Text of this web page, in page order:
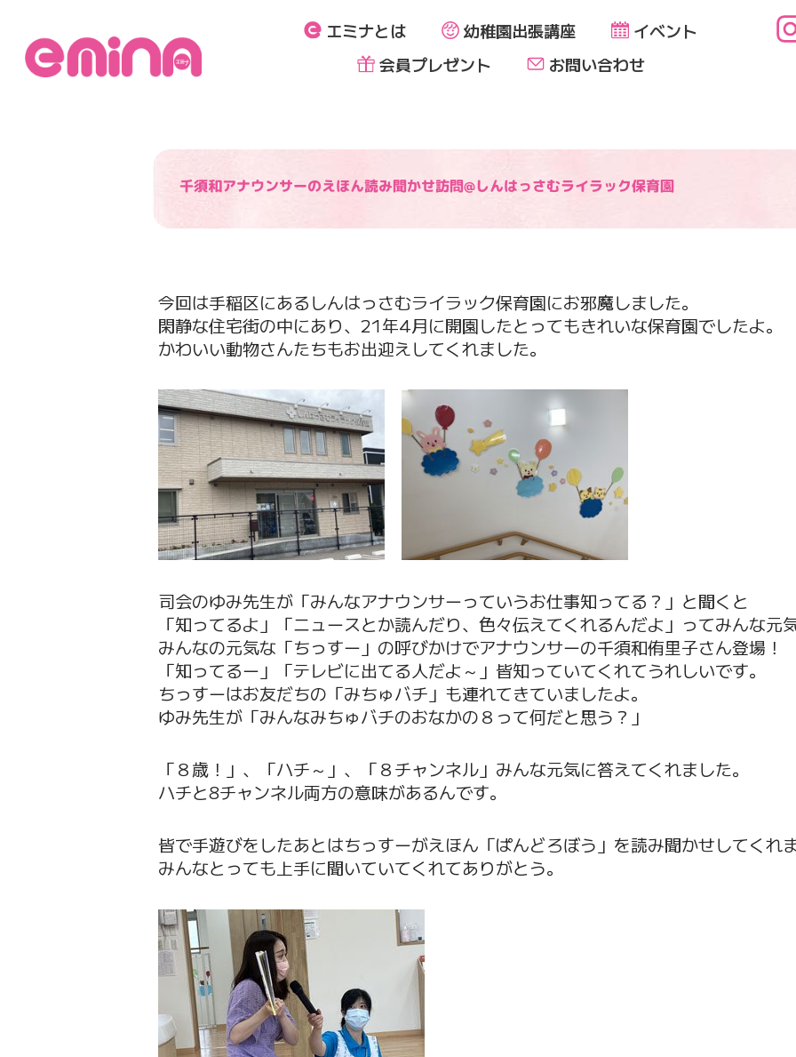
エミナとは 幼稚園出張講座
イベント
会員プレゼント
お問い合わせ
千須和アナウンサーのえほん読み聞かせ訪問@しんはっさむライラック保育園
今回は手稲区にあるしんはっさむライラック保育園にお邪魔しました。
閑静な住宅街の中にあり、21年4月に開園したとってもきれいな保育園でしたよ。
かわいい動物さんたちもお出迎えしてくれました。
司会のゆみ先生が「みんなアナウンサーっていうお仕事知ってる？」と聞くと
「知ってるよ」「ニュースとか読んだり、色々伝えてくれるんだよ」ってみんな元
みんなの元気な「ちっすー」の呼びかけでアナウンサーの千須和侑里子さん登場！
「知ってるー」「テレビに出てる人だよ～」皆知っていてくれてうれしいです。
ちっすーはお友だちの「みちゅバチ」も連れてきていましたよ。
ゆみ先生が「みんなみちゅバチのおなかの８って何だと思う？」
「８歳！」、「ハチ～」、「８チャンネル」みんな元気に答えてくれました。
ハチと8チャンネル両方の意味があるんです。
皆で手遊びをしたあとはちっすーがえほん「ぱんどろぼう」を読み聞かせしてくれ
みんなとっても上手に聞いていてくれてありがとう。